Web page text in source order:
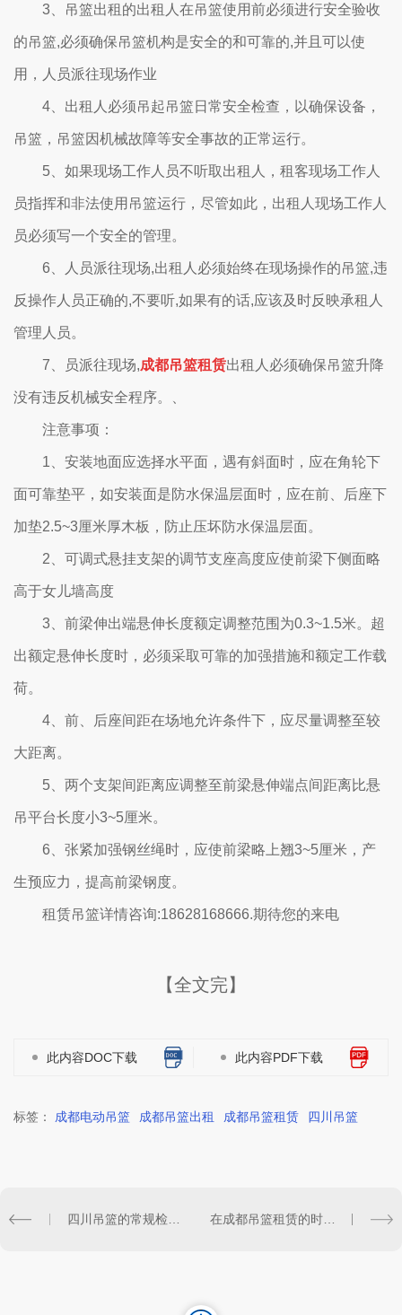
3、吊篮出租的出租人在吊篮使用前必须进行安全验收
的吊篮,必须确保吊篮机构是安全的和可靠的,并且可以使
用，人员派往现场作业
4、出租人必须吊起吊篮日常安全检查，以确保设备，
吊篮，吊篮因机械故障等安全事故的正常运行。
5、如果现场工作人员不听取出租人，租客现场工作人
员指挥和非法使用吊篮运行，尽管如此，出租人现场工作人
员必须写一个安全的管理。
6、人员派往现场,出租人必须始终在现场操作的吊篮,违
反操作人员正确的,不要听,如果有的话,应该及时反映承租人
管理人员。
7、员派往现场,成都吊篮租赁出租人必须确保吊篮升降
没有违反机械安全程序。、
注意事项：
1、安装地面应选择水平面，遇有斜面时，应在角轮下
面可靠垫平，如安装面是防水保温层面时，应在前、后座下
加垫2.5~3厘米厚木板，防止压坏防水保温层面。
2、可调式悬挂支架的调节支座高度应使前梁下侧面略
高于女儿墙高度
3、前梁伸出端悬伸长度额定调整范围为0.3~1.5米。超
出额定悬伸长度时，必须采取可靠的加强措施和额定工作载
荷。
4、前、后座间距在场地允许条件下，应尽量调整至较
大距离。
5、两个支架间距离应调整至前梁悬伸端点间距离比悬
吊平台长度小3~5厘米。
6、张紧加强钢丝绳时，应使前梁略上翘3~5厘米，产
生预应力，提高前梁钢度。
租赁吊篮详情咨询:18628168666.期待您的来电
【全文完】
此内容DOC下载 此内容PDF下载
标签： 成都电动吊篮 成都吊篮出租 成都吊篮租赁 四川吊篮